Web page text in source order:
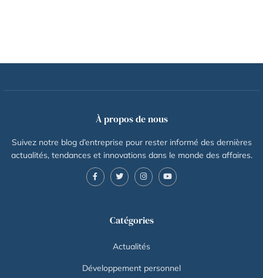
À propos de nous
Suivez notre blog d’entreprise pour rester informé des dernières
actualités, tendances et innovations dans le monde des affaires.
Catégories
Actualités
Développement personnel